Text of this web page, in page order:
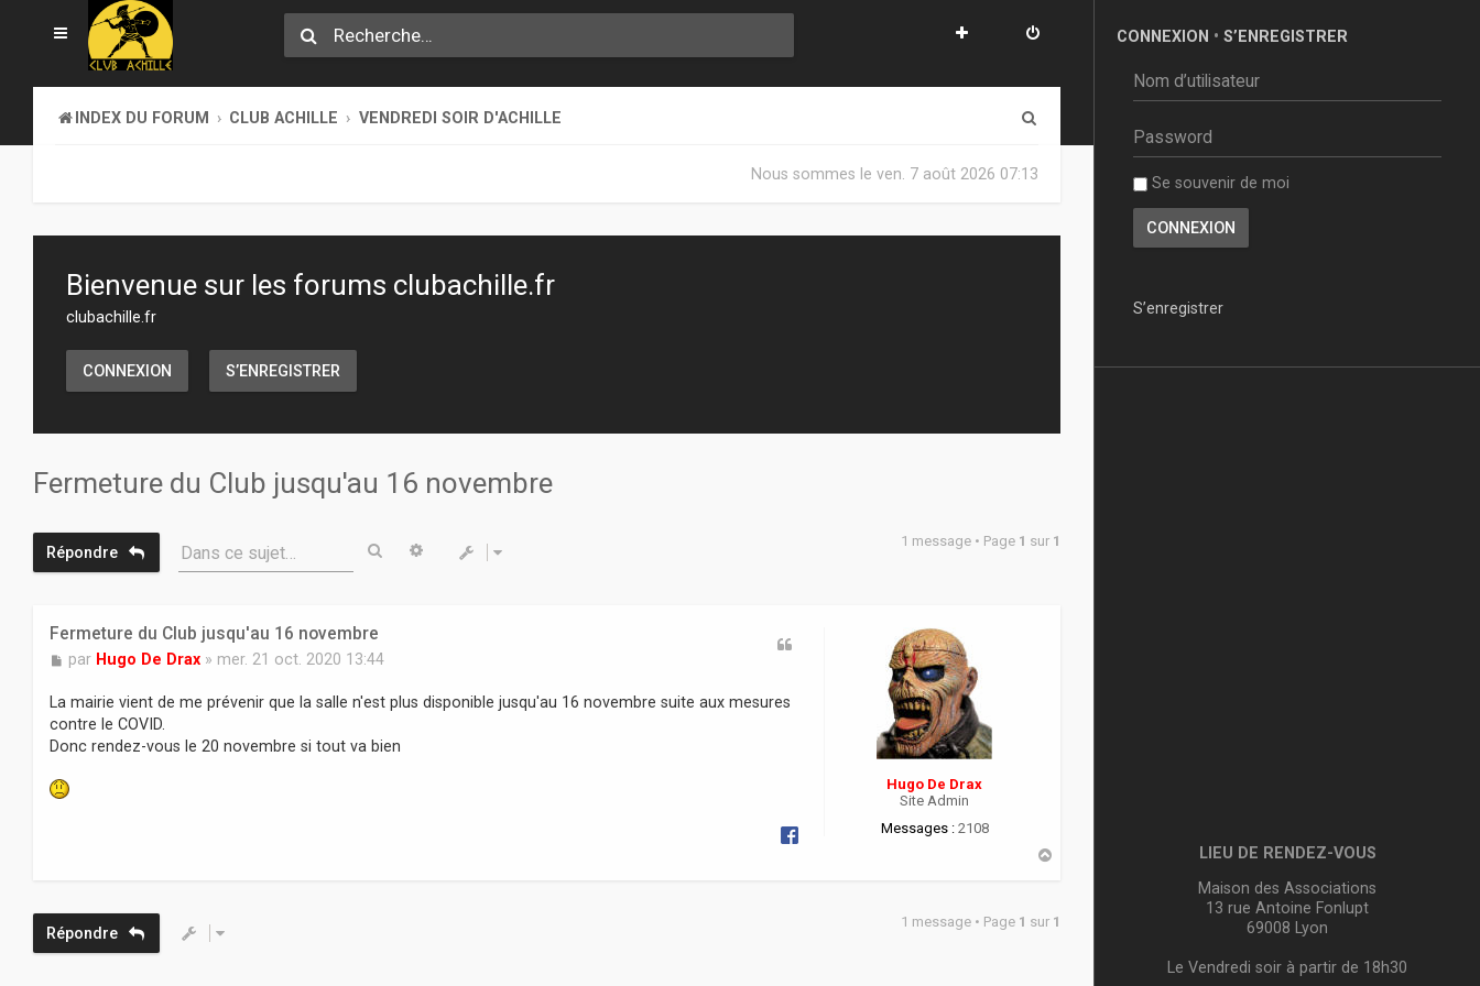
INDEX DU FORUM CLUB ACHILLE VENDREDI SOIR D'ACHILLE
Nous sommes le ven. 7 août 2026 07:13
Bienvenue sur les forums clubachille.fr
clubachille.fr
CONNEXION S’ENREGISTRER
Fermeture du Club jusqu'au 16 novembre
Répondre Dans ce sujet… RechercherRecherche avancée 1 message • Page 1 sur 1
Hugo De Drax
Site Admin
Messages : 2108
Fermeture du Club jusqu'au 16 novembre
M
s
s
a
g
par Hugo De Drax» mer. 21 oct. 2020 13:44
La mairie vient de me prévenir que la salle n'est plus disponible jusqu'au 16 novembre suite aux mesures
contre le COVID.
Donc rendez-vous le 20 novembre si tout va bien
Répondre
1 message • Page 1 sur 1
CONNEXION • S’ENREGISTRER
Se souvenir de moi
S’enregistrer
LIEU DE RENDEZ-VOUS
Maison des Associations
13 rue Antoine Fonlupt
69008 Lyon
Le Vendredi soir à partir de 18h30